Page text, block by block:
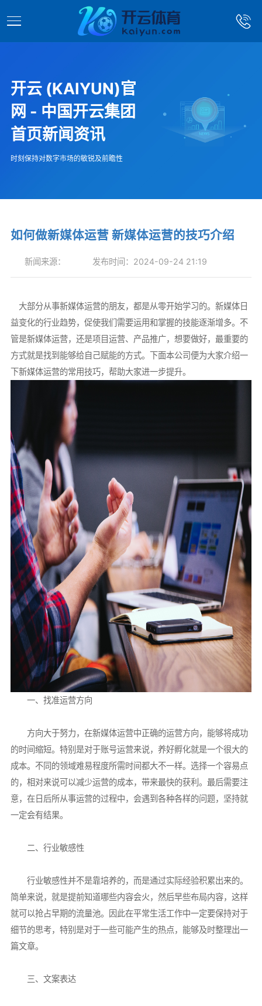
开云 (KAIYUN)官
网 - 中国开云集团
首页新闻资讯
时刻保持对数字市场的敏锐及前瞻性
如何做新媒体运营 新媒体运营的技巧介绍
新闻来源： 发布时间：2024-09-24 21:19
大部分从事新媒体运营的朋友，都是从零开始学习的。新媒体日
益变化的行业趋势，促使我们需要运用和掌握的技能逐渐增多。不
管是新媒体运营，还是项目运营、产品推广，想要做好，最重要的
方式就是找到能够给自己赋能的方式。下面本公司便为大家介绍一
下新媒体运营的常用技巧，帮助大家进一步提升。
一、找准运营方向
方向大于努力，在新媒体运营中正确的运营方向，能够将成功
的时间缩短。特别是对于账号运营来说，养好孵化就是一个很大的
成本。不同的领域难易程度所需时间都大不一样。选择一个容易点
的，相对来说可以减少运营的成本，带来最快的获利。最后需要注
意，在日后所从事运营的过程中，会遇到各种各样的问题，坚持就
一定会有结果。
二、行业敏感性
行业敏感性并不是靠培养的，而是通过实际经验积累出来的。
简单来说，就是提前知道哪些内容会火，然后早些布局内容，这样
就可以抢占早期的流量池。因此在平常生活工作中一定要保持对于
细节的思考，特别是对于一些可能产生的热点，能够及时整理出一
篇文章。
三、文案表达